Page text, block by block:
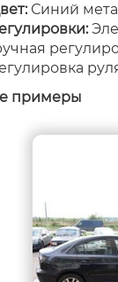
Синий
примеры